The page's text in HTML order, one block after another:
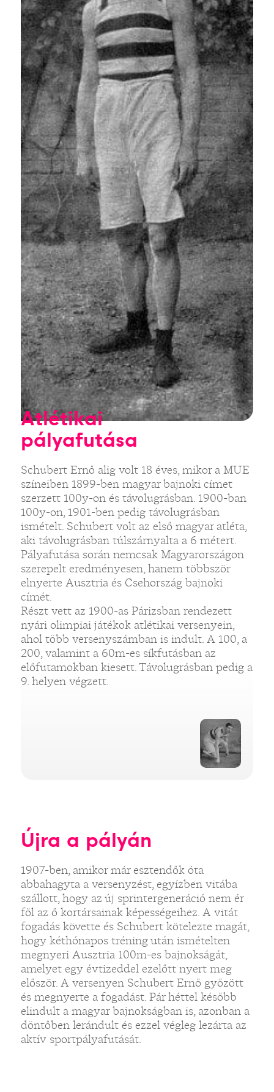
Atlétikai
pályafutása
Schubert Ernő alig volt 18 éves, mikor a MUE
színeiben 1899-ben magyar bajnoki címet
szerzett 100y-on és távolugrásban. 1900-ban
100y-on, 1901-ben pedig távolugrásban
ismételt. Schubert volt az első magyar atléta,
aki távolugrásban túlszárnyalta a 6 métert.
Pályafutása során nemcsak Magyarországon
szerepelt eredményesen, hanem többször
elnyerte Ausztria és Csehország bajnoki
címét.
Részt vett az 1900-as Párizsban rendezett
nyári olimpiai játékok atlétikai versenyein,
ahol több versenyszámban is indult. A 100, a
200, valamint a 60m-es síkfutásban az
előfutamokban kiesett. Távolugrásban pedig a
9. helyen végzett.
Újra a pályán
1907-ben, amikor már esztendők óta
abbahagyta a versenyzést, egyízben vitába
szállott, hogy az új sprintergeneráció nem ér
fől az ő kortársainak képességeihez. A vitát
fogadás követte és Schubert kötelezte magát,
hogy kéthónapos tréning után ismételten
megnyeri Ausztria 100m-es bajnokságát,
amelyet egy évtizeddel ezelőtt nyert meg
először. A versenyen Schubert Ernő győzött
és megnyerte a fogadást. Pár héttel később
elindult a magyar bajnokságban is, azonban a
döntőben lerándult és ezzel végleg lezárta az
aktív sportpályafutását.